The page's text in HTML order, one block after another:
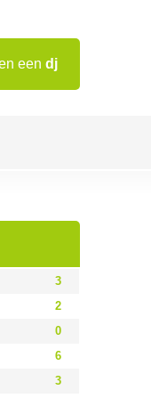
een dj
3
2
0
6
3